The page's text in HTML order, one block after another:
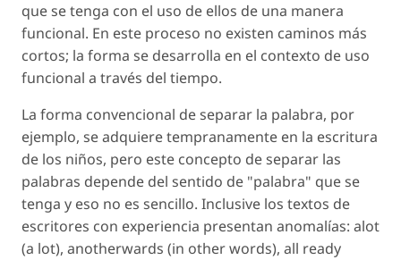
que se tenga con el uso de ellos de una manera
funcional. En este proceso no existen caminos más
cortos; la forma se desarrolla en el contexto de uso
funcional a través del tiempo.
La forma convencional de separar la palabra, por
ejemplo, se adquiere tempranamente en la escritura
de los niños, pero este concepto de separar las
palabras depende del sentido de "palabra" que se
tenga y eso no es sencillo. Inclusive los textos de
escritores con experiencia presentan anomalías: alot
(a lot), anotherwards (in other words), all ready